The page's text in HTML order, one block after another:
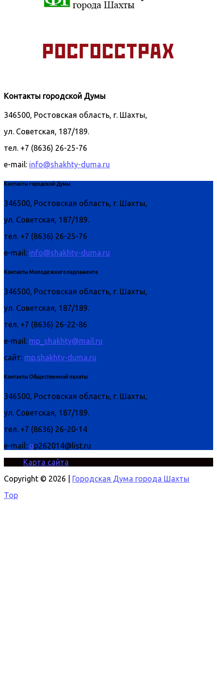
Контакты городской Думы
346500, Ростовская область, г. Шахты,
ул. Советская, 187/189.
тел. +7 (8636) 26-25-76
e-mail: info@shakhty-duma.ru
Контакты городской Думы
346500, Ростовская область, г. Шахты,
ул. Советская, 187/189.
тел. +7 (8636) 26-25-76
e-mail: info@shakhty-duma.ru
Контакты Молодежного парламента
346500, Ростовская область, г. Шахты,
ул. Советская, 187/189.
тел. +7 (8636) 26-22-86
e-mail: mp_shakhty@mail.ru
сайт: mp.shakhty-duma.ru
Контакты Общественной палаты
346500, Ростовская область, г. Шахты,
ул. Советская, 187/189.
тел. +7 (8636) 26-20-14
e-mail: op262014@list.ru
Карта сайта
Copyright © 2026 | Городская Дума города Шахты
Top